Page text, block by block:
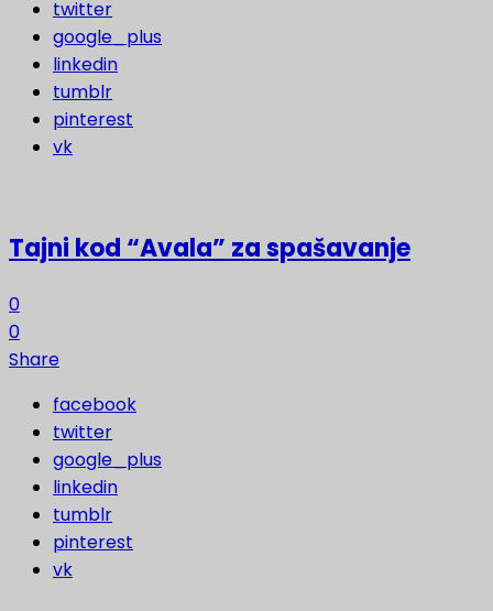
twitter
google_plus
linkedin
tumblr
pinterest
vk
Tajni kod “Avala” za spašavanje
0
0
Share
facebook
twitter
google_plus
linkedin
tumblr
pinterest
vk